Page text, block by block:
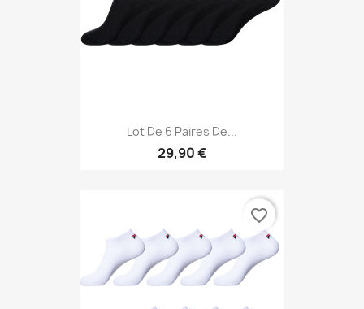
Lot De 6 Paires De...
29,90 €
favorite_border